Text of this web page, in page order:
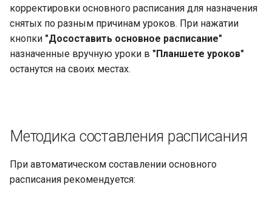
корректировки основного расписания для назначения
снятых по разным причинам уроков. При нажатии
кнопки "Досоставить основное расписание"
назначенные вручную уроки в "Планшете уроков"
останутся на своих местах.
Методика составления расписания
При автоматическом составлении основного
расписания рекомендуется: